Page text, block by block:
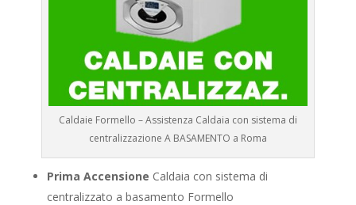
Caldaie Formello – Assistenza Caldaia con sistema di
centralizzazione A BASAMENTO a Roma
Prima Accensione Caldaia con sistema di
centralizzato a basamento Formello